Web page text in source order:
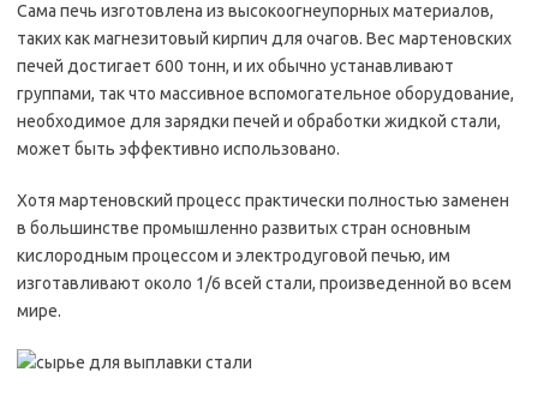
Сама печь изготовлена из высокоогнеупорных материалов,
таких как магнезитовый кирпич для очагов. Вес мартеновских
печей достигает 600 тонн, и их обычно устанавливают
группами, так что массивное вспомогательное оборудование,
необходимое для зарядки печей и обработки жидкой стали,
может быть эффективно использовано.
Хотя мартеновский процесс практически полностью заменен
в большинстве промышленно развитых стран основным
кислородным процессом и электродуговой печью, им
изготавливают около 1/6 всей стали, произведенной во всем
мире.